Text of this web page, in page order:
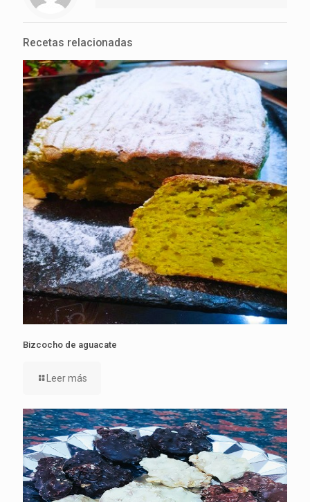
Recetas relacionadas
Bizcocho de aguacate
Leer más